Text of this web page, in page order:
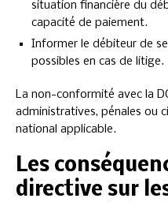
situation financière du
capacité de paiement.
Informer le débiteur de
possibles en cas de litige.
La non-conformité avec la
administratives, pénales ou
national applicable.
Les
directive sur